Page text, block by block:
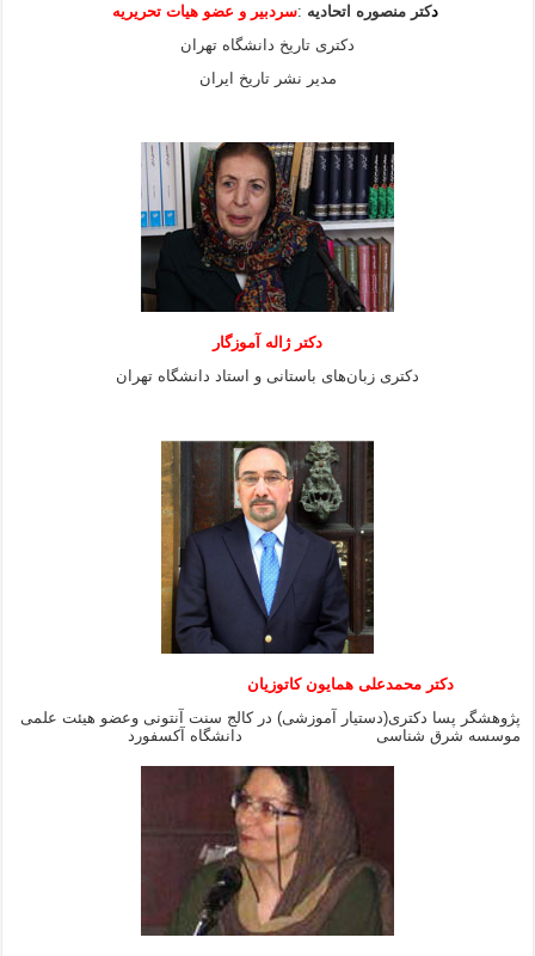
دکتر منصوره اتحادیه :سردبیر و عضو هیاتتحریریه
دکتری تاریخ دانشگاه تهران
مدیر نشر تاریخ ایران
دکتر ژاله آموزگار
دکتری زبان‌های باستانی و استاد دانشگاه تهران
دکتر محمدعلی همایون کاتوزیان
پژوهشگر پسا دکتری(دستیار آموزشی) در کالج سنت آنتونی وعضو هیئت علمی
موسسه شرق شناسی دانشگاه آکسفورد